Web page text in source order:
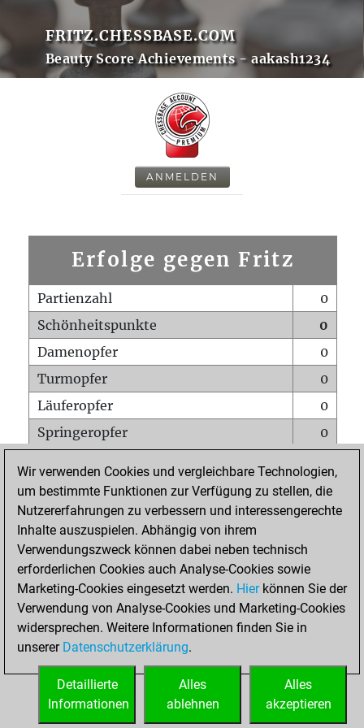
FRITZ.CHESSBASE.COM
Beauty Score Achievements - aakash1234
ANMELDEN
Erfolge gegen Fritz
Partienzahl
0
Schönheitspunkte
0
Damenopfer
0
Turmopfer
0
Läuferopfer
0
Springeropfer
0
Matt auf vollem Brett
0
Bauer setzt Matt
0
Erstickte Matts
Unterverwandlungen
Türme auf der siebten
0
STARTSEITE
Wir verwenden Cookies und vergleichbare Technologien,
um bestimmte Funktionen zur Verfügung zu stellen, die
Nutzererfahrungen zu verbessern und interessengerechte
Inhalte auszuspielen. Abhängig von ihrem
Verwendungszweck können dabei neben technisch
erforderlichen Cookies auch Analyse-Cookies sowie
Marketing-Cookies eingesetzt werden. Hierkönnen Sie der
Verwendung von Analyse-Cookies und Marketing-Cookies
widersprechen. Weitere Informationen finden Sie in
unserer Datenschutzerklärung.
Alles
akzeptieren
Alles
ablehnen
Detaillierte
Informationen